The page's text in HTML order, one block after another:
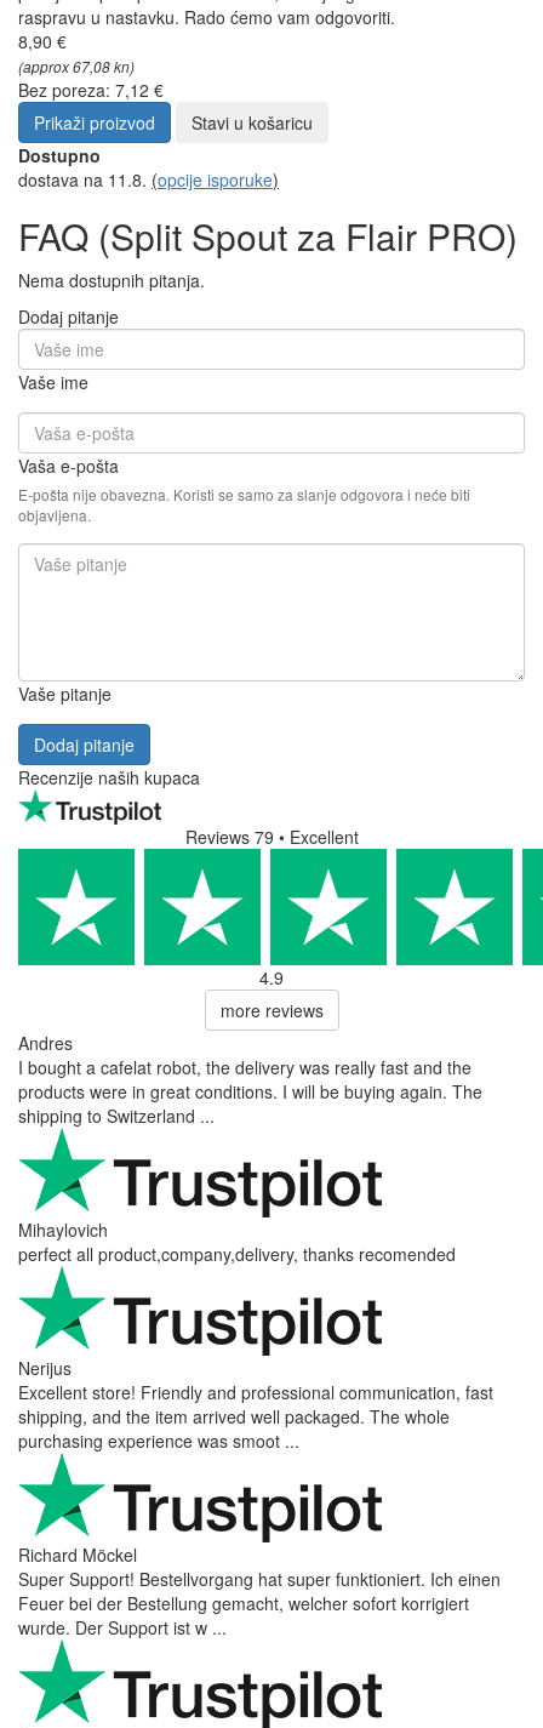
raspravu u nastavku. Rado ćemo vam odgovoriti.
8,90 €
(approx 67,08 kn)
Bez poreza: 7,12 €
Prikaži proizvod
Stavi u košaricu
Dostupno
dostava na 11.8. (opcije isporuke)
FAQ (Split Spout za Flair PRO)
Nema dostupnih pitanja.
Dodaj pitanje
Vaše ime
Vaša e-pošta
E-pošta nije obavezna. Koristi se samo za slanje odgovora i neće biti
objavljena.
Vaše pitanje
Dodaj pitanje
Recenzije naših kupaca
Reviews 79 • Excellent
4.9
more reviews
Andres
I bought a cafelat robot, the delivery was really fast and the
products were in great conditions. I will be buying again. The
shipping to Switzerland ...
Mihaylovich
perfect all product,company,delivery, thanks recomended
Nerijus
Excellent store! Friendly and professional communication, fast
shipping, and the item arrived well packaged. The whole
purchasing experience was smoot ...
Richard Möckel
Super Support! Bestellvorgang hat super funktioniert. Ich einen
Feuer bei der Bestellung gemacht, welcher sofort korrigiert
wurde. Der Support ist w ...